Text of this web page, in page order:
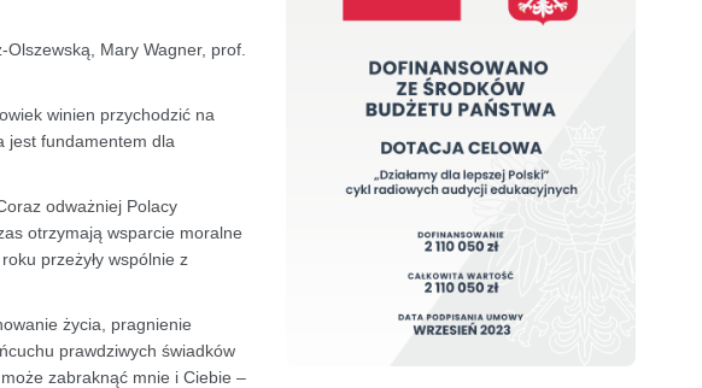
Mary Wagner, prof.
winien przychodzić na
jest fundamentem dla
odważniej Polacy
otrzymają wsparcie moralne
przeżyły wspólnie z
życia, pragnienie
prawdziwych świadków
zabraknąć mnie i Ciebie –